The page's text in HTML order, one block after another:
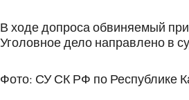
В ходе допроса обвиняемый
Уголовное дело направлено в
Фото: СУ СК РФ по Республике